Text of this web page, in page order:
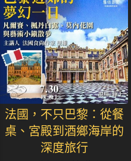
法國，不只巴黎：從餐
桌、宮殿到酒鄉海岸的
深度旅行